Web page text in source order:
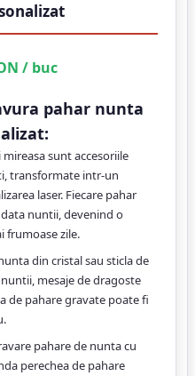
/ buc
pahar nunta
sunt accesoriile
transformate intr-un
laser. Fiecare pahar
nuntii, devenind o
frumoase zile.
din cristal sau sticla de
mesaje de dragoste
de pahare gravate poate fi
pahare de nunta cu
perechea de pahare